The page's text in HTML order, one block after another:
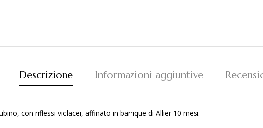
Descrizione Informazioni aggiuntive
con riflessi violacei, affinato in barrique di Allier 10 mesi.